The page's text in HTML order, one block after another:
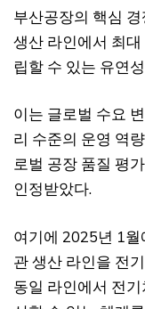
부산공장의 핵심
생산 라인에서 최
립할 수 있는 유연
이는 글로벌 수요
리 수준의 운영 역
로벌 공장 품질 평
인정받았다.
여기에 2025년 1월
관 생산 라인을 전
동일 라인에서 전기